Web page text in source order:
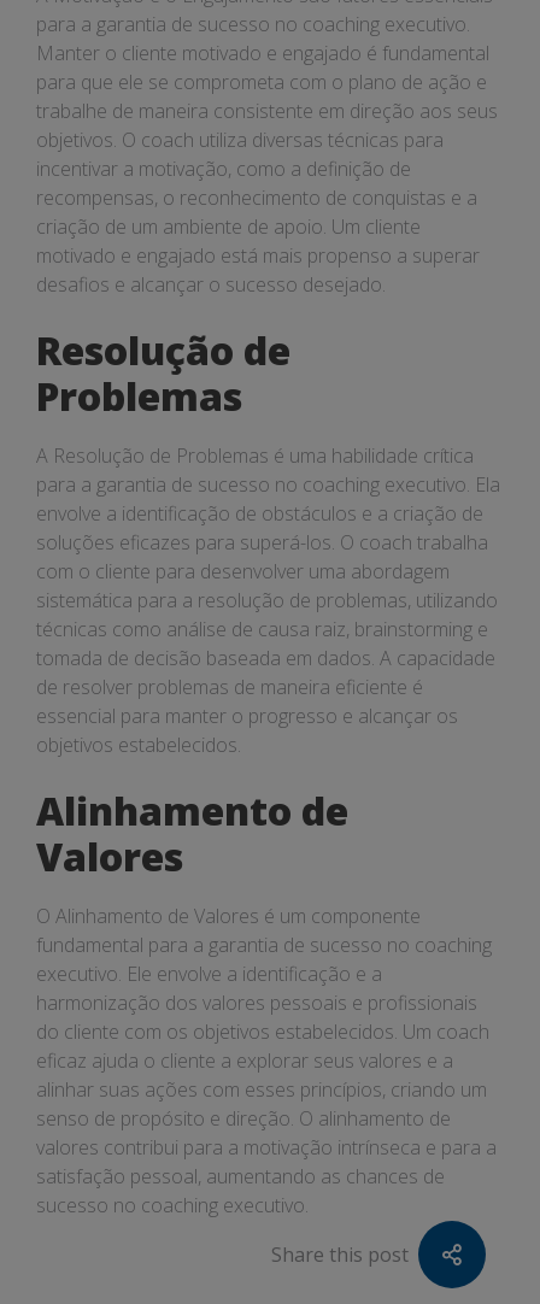
para a garantia de sucesso no coaching executivo.
Manter o cliente motivado e engajado é fundamental
para que ele se comprometa com o plano de ação e
trabalhe de maneira consistente em direção aos seus
objetivos. O coach utiliza diversas técnicas para
incentivar a motivação, como a definição de
recompensas, o reconhecimento de conquistas e a
criação de um ambiente de apoio. Um cliente
motivado e engajado está mais propenso a superar
desafios e alcançar o sucesso desejado.
Resolução de
Problemas
A Resolução de Problemas é uma habilidade crítica
para a garantia de sucesso no coaching executivo. Ela
envolve a identificação de obstáculos e a criação de
soluções eficazes para superá-los. O coach trabalha
com o cliente para desenvolver uma abordagem
sistemática para a resolução de problemas, utilizando
técnicas como análise de causa raiz, brainstorming e
tomada de decisão baseada em dados. A capacidade
de resolver problemas de maneira eficiente é
essencial para manter o progresso e alcançar os
objetivos estabelecidos.
Alinhamento de
Valores
O Alinhamento de Valores é um componente
fundamental para a garantia de sucesso no coaching
executivo. Ele envolve a identificação e a
harmonização dos valores pessoais e profissionais
do cliente com os objetivos estabelecidos. Um coach
eficaz ajuda o cliente a explorar seus valores e a
alinhar suas ações com esses princípios, criando um
senso de propósito e direção. O alinhamento de
valores contribui para a motivação intrínseca e para a
satisfação pessoal, aumentando as chances de
sucesso no coaching executivo.
Share this post